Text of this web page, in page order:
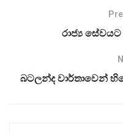
රාජ්‍ය
බටලන්ද වාර්තාවෙන්